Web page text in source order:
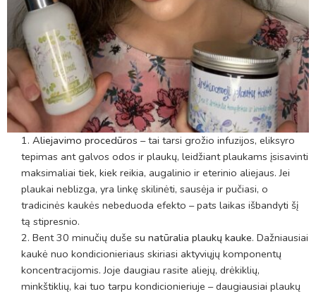
Aliejavimo procedūros – tai tarsi grožio infuzijos, eliksyro
tepimas ant galvos odos ir plaukų, leidžiant plaukams įsisavinti
maksimaliai tiek, kiek reikia, augalinio ir eterinio aliejaus. Jei
plaukai neblizga, yra linkę skilinėti, sausėja ir pučiasi, o
tradicinės kaukės nebeduoda efekto – pats laikas išbandyti šį
tą stipresnio.
Bent 30 minučių duše su natūralia plaukų kauke. Dažniausiai
kaukė nuo kondicionieriaus skiriasi aktyviųjų komponentų
koncentracijomis. Joje daugiau rasite aliejų, drėkiklių,
minkštiklių, kai tuo tarpu kondicionieriuje – daugiausiai plaukų